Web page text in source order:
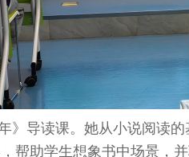
》导读课。她从小说阅读
帮助学生想象书中场景，